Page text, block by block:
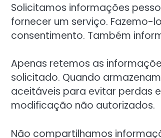
Solicitamos informações
fornecer um serviço. Fazemo-
consentimento. Também
Apenas retemos as
solicitado. Quando
aceitáveis para evitar perdas
modificação não autorizados.
Não compartilhamos